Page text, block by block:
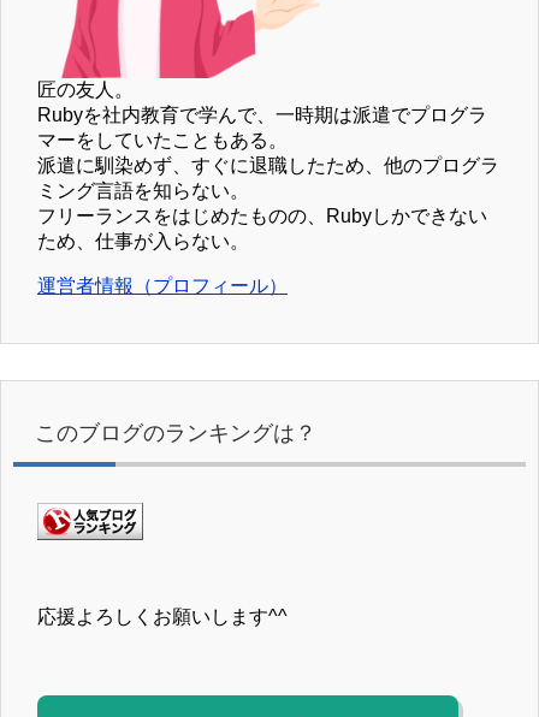
匠の友人。
Rubyを社内教育で学んで、一時期は派遣でプログラ
マーをしていたこともある。
派遣に馴染めず、すぐに退職したため、他のプログラ
ミング言語を知らない。
フリーランスをはじめたものの、Rubyしかできない
ため、仕事が入らない。
運営者情報（プロフィール）
このブログのランキングは？
応援よろしくお願いします^^